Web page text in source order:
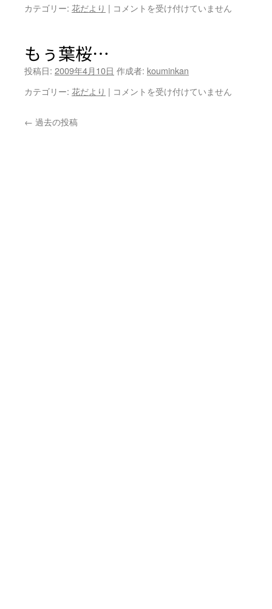
は
カテゴリー: 花だより | 目
コメントを受け付けていません
もぅ葉桜…
投稿日: 2009年4月10日 作成者: kouminkan
カテゴリー: 花だより | も
コメントを受け付けていません
← 過去の投稿